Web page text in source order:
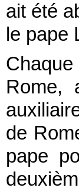
ait été
le pape
Rome,
de
pape